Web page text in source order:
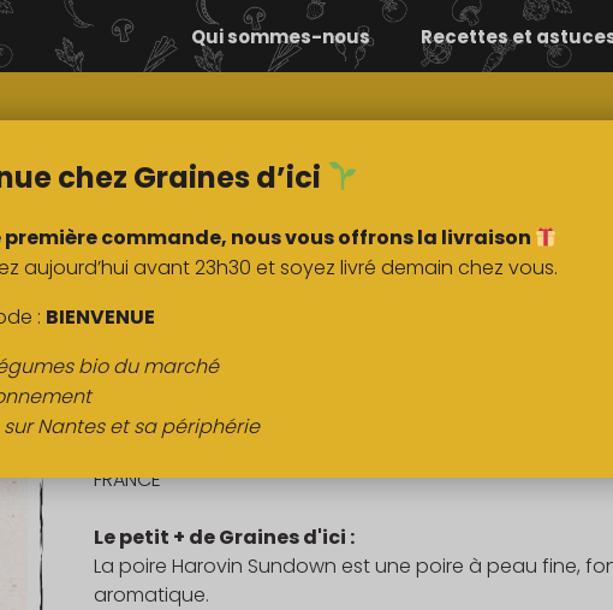
NOS
Comment ça
marche ?
Nos
Qui sommes-nous Recettes et
DESCRIPTION
Poire Harovin Sundown
FRANCE
Le petit + de Graines d'ici :
La poire Harovin Sundown est une poire à peau fine,
aromatique.
chez Graines d’ici
première commande, nous vous offrons la livraison
aujourd’hui avant 23h30 et soyez livré demain chez vous.
: BIENVENUE
bio du marché
Nantes et sa périphérie